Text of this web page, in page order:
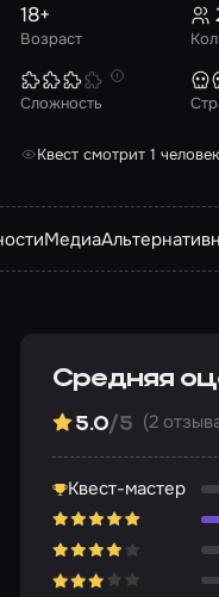
Возраст
18+
Сложность
Квест смотрит 1 человек
Медиа
Средняя
5.0/5 (2
Квест-мастер